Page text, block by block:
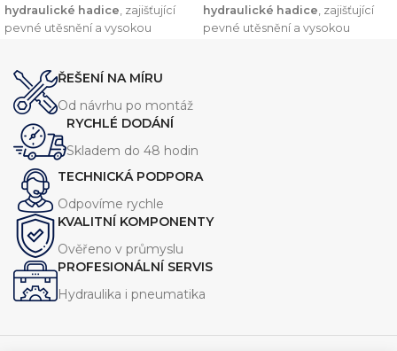
hydraulické hadice , zajišťující
pevné utěsnění a vysokou
kvalitním materiálům nabízí
dlouhou životnost a
kompatibilitu s širokou škálou
hydraulických systémů.
hydraulické hadice , zajišťující
pevné utěsnění a vysokou
ŘEŠENÍ NA MÍRU
Od návrhu po montáž
RYCHLÉ DODÁNÍ
Skladem do 48 hodin
TECHNICKÁ PODPORA
Odpovíme rychle
KVALITNÍ KOMPONENTY
Ověřeno v průmyslu
PROFESIONÁLNÍ SERVIS
Hydraulika i pneumatika